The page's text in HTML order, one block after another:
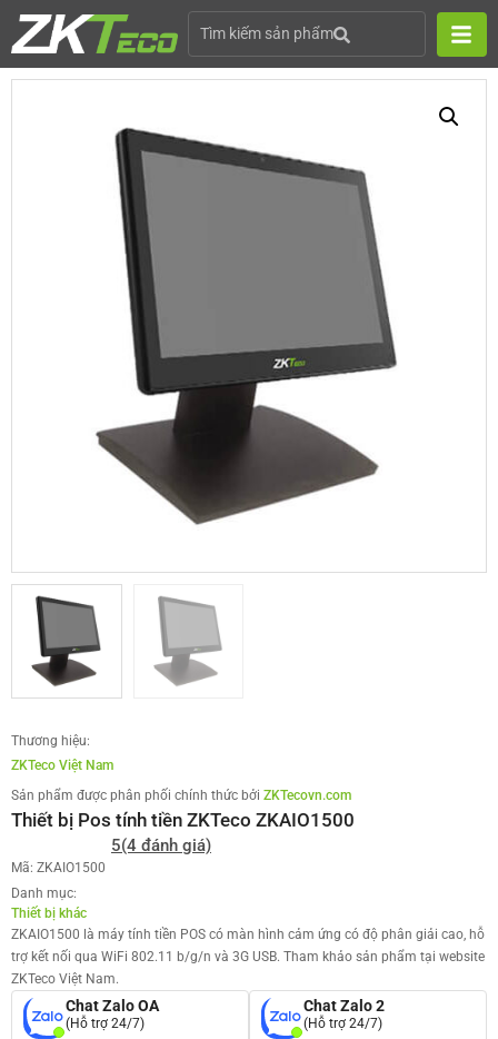
Tìm kiếm sản phẩm
Thương hiệu:
ZKTeco Việt Nam
Sản phẩm được phân phối chính thức bởi ZKTecovn.com
Thiết bị Pos tính tiền ZKTeco ZKAIO1500
5(4 đánh giá)
Mã: ZKAIO1500
Danh mục:
Thiết bị khác
ZKAIO1500 là máy tính tiền POS có màn hình cảm ứng có độ phân giải cao, hỗ
trợ kết nối qua WiFi 802.11 b/g/n và 3G USB. Tham khảo sản phẩm tại website
ZKTeco Việt Nam.
Chat Zalo OA
(Hỗ trợ 24/7)
Chat Zalo 2
(Hỗ trợ 24/7)